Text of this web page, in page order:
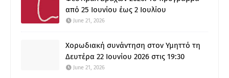
από 25 Ιουνίου έως 2 Ιουλίου
June 21, 2026
Χορωδιακή συνάντηση στον Υμηττό τη
Δευτέρα 22 Ιουνίου 2026 στις 19:30
June 21, 2026